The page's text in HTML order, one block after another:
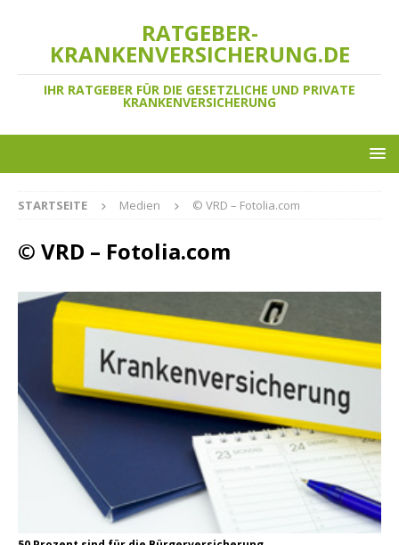
RATGEBER-
KRANKENVERSICHERUNG.DE
IHR RATGEBER FÜR DIE GESETZLICHE UND PRIVATE
KRANKENVERSICHERUNG
STARTSEITE Medien © VRD – Fotolia.com
© VRD – Fotolia.com